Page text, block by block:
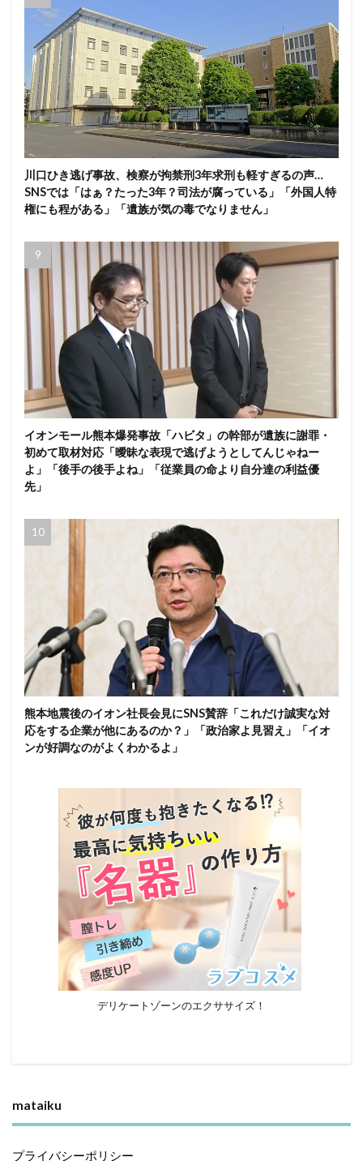
川口ひき逃げ事故、検察が拘禁刑3年求刑も軽すぎるの声…
SNSでは「はぁ？たった3年？司法が腐っている」「外国人特
権にも程がある」「遺族が気の毒でなりません」
イオンモール熊本爆発事故「ハビタ」の幹部が遺族に謝罪・
初めて取材対応「曖昧な表現で逃げようとしてんじゃねー
よ」「後手の後手よね」「従業員の命より自分達の利益優
先」
熊本地震後のイオン社長会見にSNS賛辞「これだけ誠実な対
応をする企業が他にあるのか？」「政治家よ見習え」「イオ
ンが好調なのがよくわかるよ」
デリケートゾーンのエクササイズ！
mataiku
プライバシーポリシー